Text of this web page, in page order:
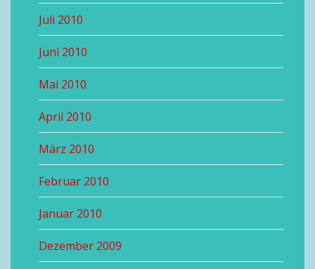
Juli 2010
Juni 2010
Mai 2010
April 2010
März 2010
Februar 2010
Januar 2010
Dezember 2009